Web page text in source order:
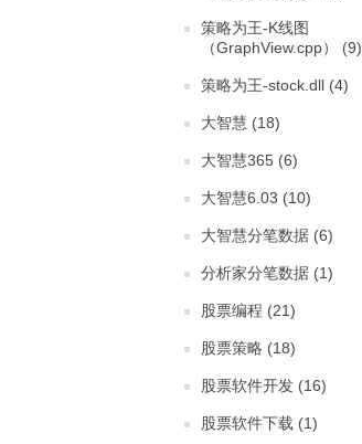
策略为王-K线图
（GraphView.cpp） (9)
策略为王-stock.dll (4)
大智慧 (18)
大智慧365 (6)
大智慧6.03 (10)
大智慧分笔数据 (6)
分析家分笔数据 (1)
股票编程 (21)
股票策略 (18)
股票软件开发 (16)
股票软件下载 (1)